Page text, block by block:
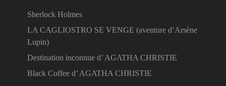
Sherlock Holmes
LA CAGLIOSTRO SE VENGE (aventure d’Arsène
Lupin)
Destination inconnue d’ AGATHA CHRISTIE
Black Coffee d’ AGATHA CHRISTIE